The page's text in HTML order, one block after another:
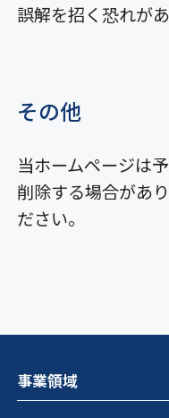
誤解を招く恐れが
その他
当ホームページは
削除する場合があ
ださい。
事業領域